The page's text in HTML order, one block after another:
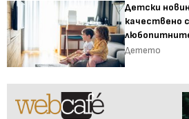
Детски
качествено
Детето